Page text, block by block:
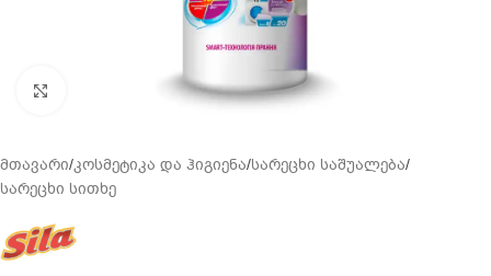
მთავარი/კოსმეტიკა და ჰიგიენა/სარეცხი საშუალება/
სარეცხი სითხე